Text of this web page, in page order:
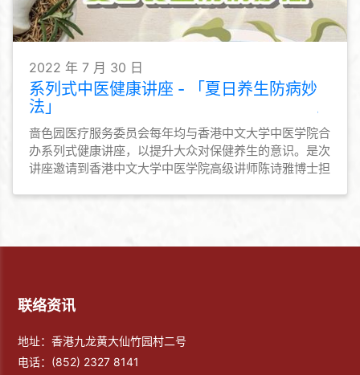
2022 年 7 月 30 日
系列式中医健康讲座 - 「夏日养生防病妙
法」
啬色园医疗服务委员会每年均与香港中文大学中医学院合
办系列式健康讲座，以提升大众对保健养生的意识。是次
讲座邀请到香港中文大学中医学院高级讲师陈诗雅博士担
联络资讯
地址：香港九龙黄大仙竹园村二号
电话： (852) 2327 8141